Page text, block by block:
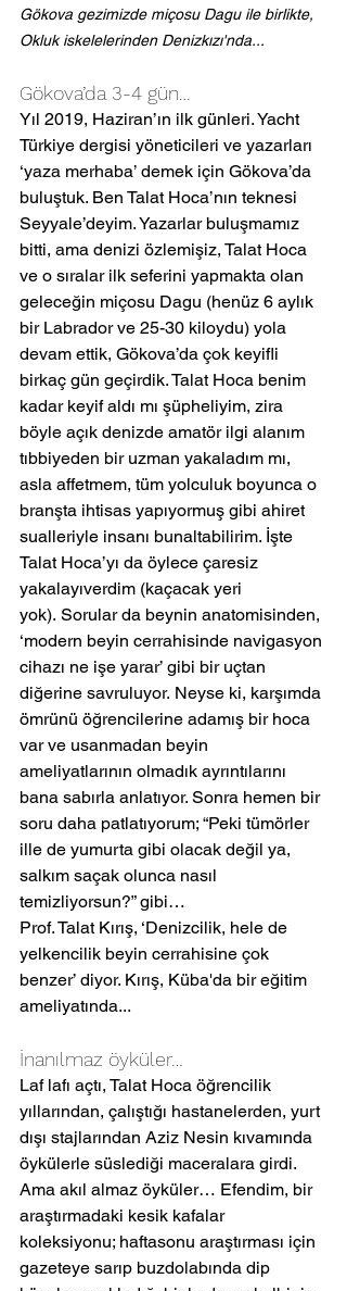
Gökova gezimizde miçosu Dagu ile birlikte,
Okluk iskelelerinden Denizkızı'nda...
Gökova’da 3-4 gün…
Yıl 2019, Haziran’ın ilk günleri. Yacht
Türkiye dergisi yöneticileri ve yazarları
‘yaza merhaba’ demek için Gökova’da
buluştuk. Ben Talat Hoca’nın teknesi
Seyyale’deyim. Yazarlar buluşmamız
bitti, ama denizi özlemişiz, Talat Hoca
ve o sıralar ilk seferini yapmakta olan
geleceğin miçosu Dagu (henüz 6 aylık
bir Labrador ve 25-30 kiloydu) yola
devam ettik, Gökova’da çok keyifli
birkaç gün geçirdik. Talat Hoca benim
kadar keyif aldı mı şüpheliyim, zira
böyle açık denizde amatör ilgi alanım
tıbbiyeden bir uzman yakaladım mı,
asla affetmem, tüm yolculuk boyunca o
branşta ihtisas yapıyormuş gibi ahiret
sualleriyle insanı bunaltabilirim. İşte
Talat Hoca’yı da öylece çaresiz
yakalayıverdim (kaçacak yeri
yok). Sorular da beynin anatomisinden,
‘modern beyin cerrahisinde navigasyon
cihazı ne işe yarar’ gibi bir uçtan
diğerine savruluyor. Neyse ki, karşımda
ömrünü öğrencilerine adamış bir hoca
var ve usanmadan beyin
ameliyatlarının olmadık ayrıntılarını
bana sabırla anlatıyor. Sonra hemen bir
soru daha patlatıyorum; “Peki tümörler
ille de yumurta gibi olacak değil ya,
salkım saçak olunca nasıl
temizliyorsun?” gibi…
Prof. Talat Kırış, ‘Denizcilik, hele de
yelkencilik beyin cerrahisine çok
benzer’ diyor. Kırış, Küba'da bir eğitim
ameliyatında...
İnanılmaz öyküler…
Laf lafı açtı, Talat Hoca öğrencilik
yıllarından, çalıştığı hastanelerden, yurt
dışı stajlarından Aziz Nesin kıvamında
öykülerle süslediği maceralara girdi.
Ama akıl almaz öyküler… Efendim, bir
araştırmadaki kesik kafalar
koleksiyonu; haftasonu araştırması için
gazeteye sarıp buzdolabında dip